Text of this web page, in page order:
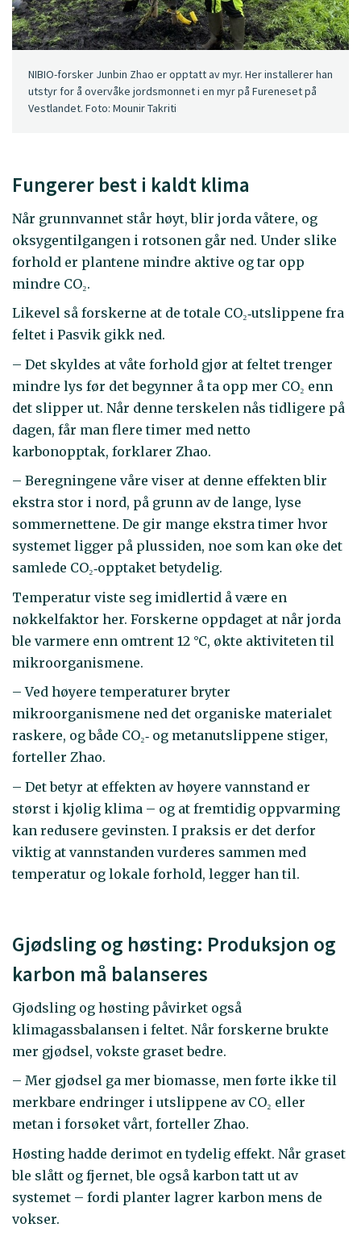
NIBIO-forsker Junbin Zhao er opptatt av myr. Her installerer han
utstyr for å overvåke jordsmonnet i en myr på Fureneset på
Vestlandet. Foto: Mounir Takriti
Fungerer best i kaldt klima
Når grunnvannet står høyt, blir jorda våtere, og
oksygentilgangen i rotsonen går ned. Under slike
forhold er plantene mindre aktive og tar opp
mindre CO₂.
Likevel så forskerne at de totale CO₂‑utslippene fra
feltet i Pasvik gikk ned.
– Det skyldes at våte forhold gjør at feltet trenger
mindre lys før det begynner å ta opp mer CO₂ enn
det slipper ut. Når denne terskelen nås tidligere på
dagen, får man flere timer med netto
karbonopptak, forklarer Zhao.
– Beregningene våre viser at denne effekten blir
ekstra stor i nord, på grunn av de lange, lyse
sommernettene. De gir mange ekstra timer hvor
systemet ligger på plussiden, noe som kan øke det
samlede CO₂‑opptaket betydelig.
Temperatur viste seg imidlertid å være en
nøkkelfaktor her. Forskerne oppdaget at når jorda
ble varmere enn omtrent 12 °C, økte aktiviteten til
mikroorganismene.
– Ved høyere temperaturer bryter
mikroorganismene ned det organiske materialet
raskere, og både CO₂‑ og metanutslippene stiger,
forteller Zhao.
– Det betyr at effekten av høyere vannstand er
størst i kjølig klima – og at fremtidig oppvarming
kan redusere gevinsten. I praksis er det derfor
viktig at vannstanden vurderes sammen med
temperatur og lokale forhold, legger han til.
Gjødsling og høsting: Produksjon og
karbon må balanseres
Gjødsling og høsting påvirket også
klimagassbalansen i feltet. Når forskerne brukte
mer gjødsel, vokste graset bedre.
– Mer gjødsel ga mer biomasse, men førte ikke til
merkbare endringer i utslippene av CO₂ eller
metan i forsøket vårt, forteller Zhao.
Høsting hadde derimot en tydelig effekt. Når graset
ble slått og fjernet, ble også karbon tatt ut av
systemet – fordi planter lagrer karbon mens de
vokser.